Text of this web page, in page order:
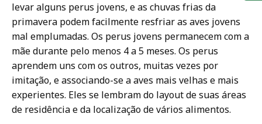
levar alguns perus jovens, e as chuvas frias da
primavera podem facilmente resfriar as aves jovens
mal emplumadas. Os perus jovens permanecem com a
mãe durante pelo menos 4 a 5 meses. Os perus
aprendem uns com os outros, muitas vezes por
imitação, e associando-se a aves mais velhas e mais
experientes. Eles se lembram do layout de suas áreas
de residência e da localização de vários alimentos.